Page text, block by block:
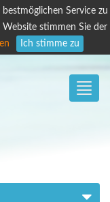
Service zu
stimmen Sie der
Ich stimme zu
Toggle